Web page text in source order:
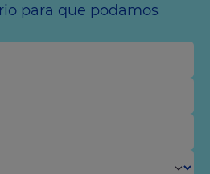
para que podamos